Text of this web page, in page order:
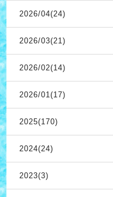
2026/04(24)
2026/03(21)
2026/02(14)
2026/01(17)
2025(170)
2024(24)
2023(3)